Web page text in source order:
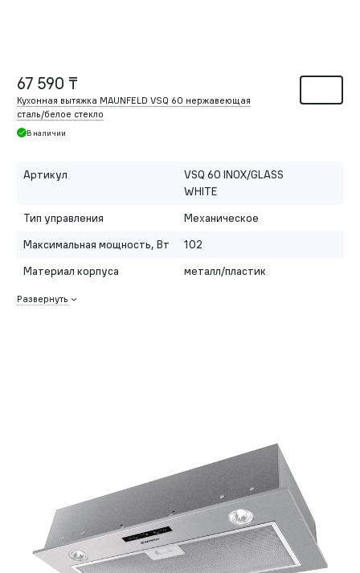
67 590 ₸
Кухонная вытяжка MAUNFELD VSQ 60 нержавеющая
сталь/белое стекло
В наличии
Артикул
VSQ 60 INOX/GLASS
WHITE
Тип управления
Механическое
Максимальная мощность, Вт
102
Материал корпуса
металл/пластик
Развернуть